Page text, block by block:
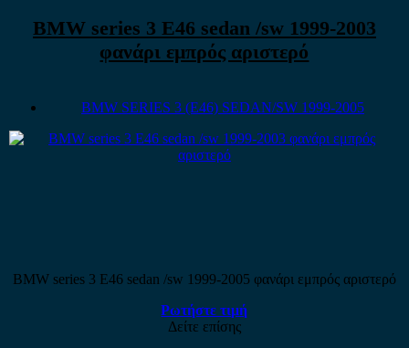
BMW series 3 E46 sedan /sw 1999-2003
φανάρι εμπρός αριστερό
BMW SERIES 3 (E46) SEDAN/SW 1999-2005
BMW series 3 E46 sedan /sw 1999-2005 φανάρι εμπρός αριστερό
Ρωτήστε τιμή
Δείτε επίσης